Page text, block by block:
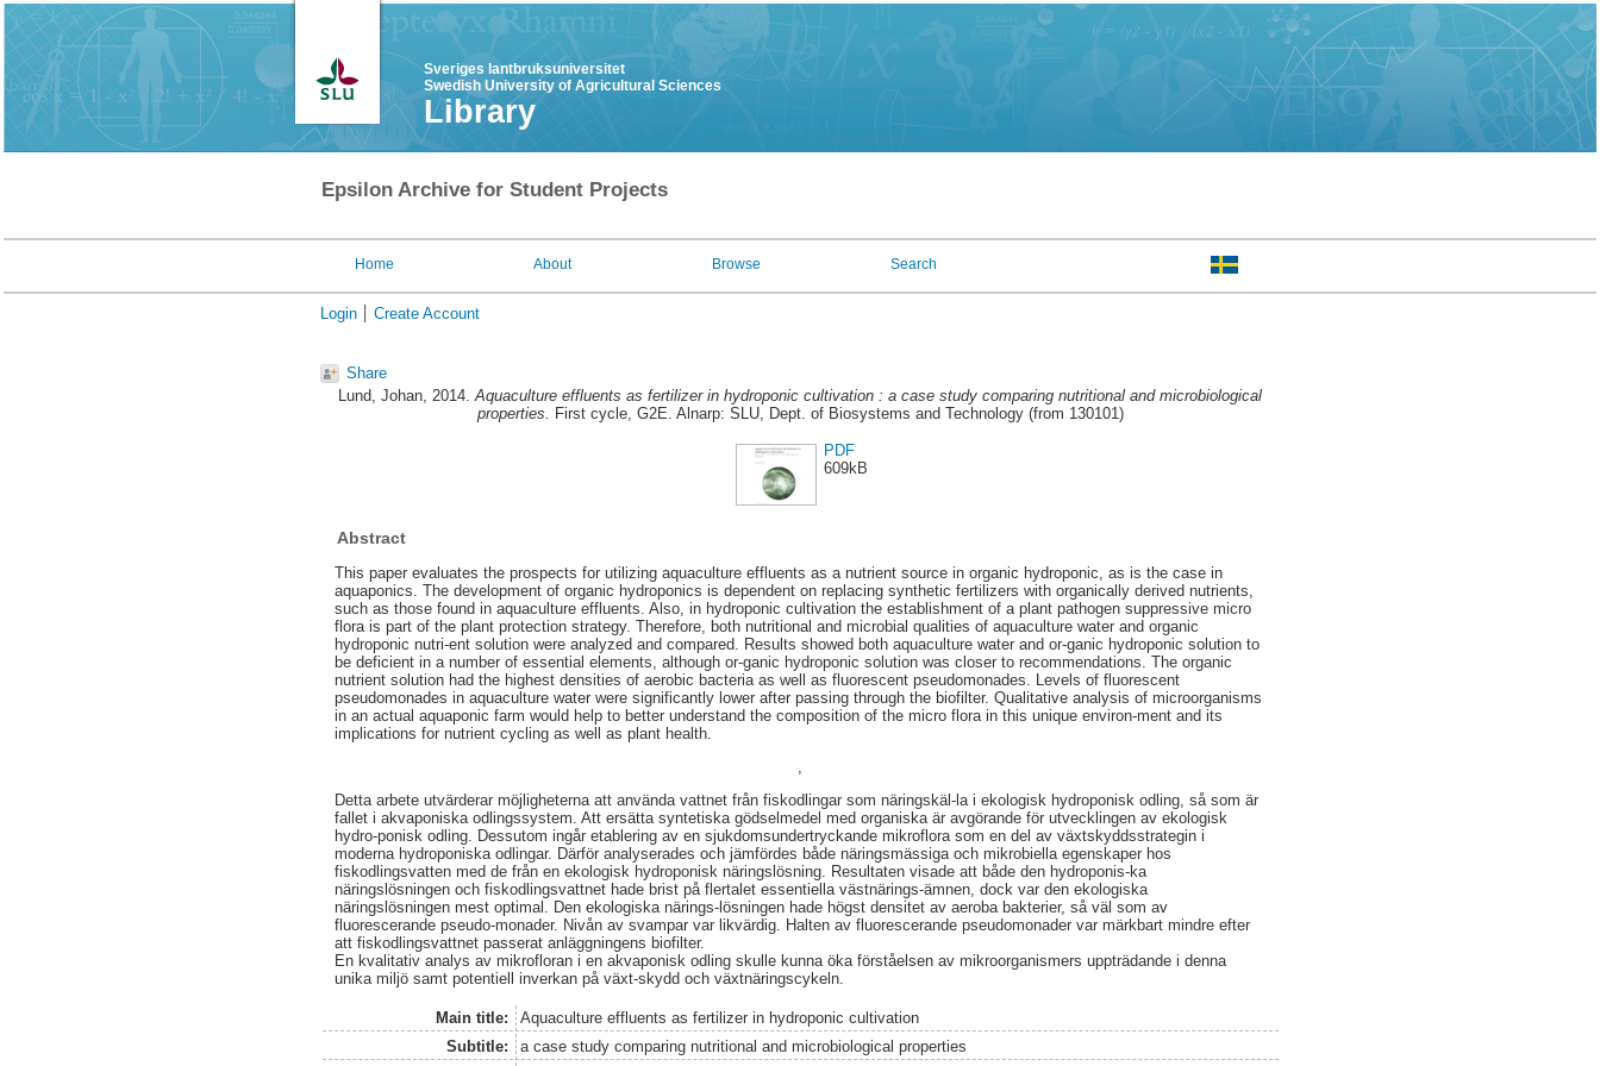
Sveriges lantbruksuniversitet
Swedish University of Agricultural Sciences
Library
Epsilon Archive for Student Projects
Home About Browse Search
Login Create Account
Share
Lund, Johan, 2014.Aquaculture effluents as fertilizer in hydroponic cultivation : a case study comparing nutritional and microbiological
properties. First cycle, G2E. Alnarp: SLU, Dept. of Biosystems and Technology (from 130101)
PDF
609kB
Abstract
This paper evaluates the prospects for utilizing aquaculture effluents as a nutrient source in organic hydroponic, as is the case in
aquaponics. The development of organic hydroponics is dependent on replacing synthetic fertilizers with organically derived nutrients,
such as those found in aquaculture effluents. Also, in hydroponic cultivation the establishment of a plant pathogen suppressive micro
flora is part of the plant protection strategy. Therefore, both nutritional and microbial qualities of aquaculture water and organic
hydroponic nutri-ent solution were analyzed and compared. Results showed both aquaculture water and or-ganic hydroponic solution to
be deficient in a number of essential elements, although or-ganic hydroponic solution was closer to recommendations. The organic
nutrient solution had the highest densities of aerobic bacteria as well as fluorescent pseudomonades. Levels of fluorescent
pseudomonades in aquaculture water were significantly lower after passing through the biofilter. Qualitative analysis of microorganisms
in an actual aquaponic farm would help to better understand the composition of the micro flora in this unique environ-ment and its
implications for nutrient cycling as well as plant health.
Detta arbete utvärderar möjligheterna att använda vattnet från fiskodlingar som näringskäl-la i ekologisk hydroponisk odling, så som är
fallet i akvaponiska odlingssystem. Att ersätta syntetiska gödselmedel med organiska är avgörande för utvecklingen av ekologisk
hydro-ponisk odling. Dessutom ingår etablering av en sjukdomsundertryckande mikroflora som en del av växtskyddsstrategin i
moderna hydroponiska odlingar. Därför analyserades och jämfördes både näringsmässiga och mikrobiella egenskaper hos
fiskodlingsvatten med de från en ekologisk hydroponisk näringslösning. Resultaten visade att både den hydroponis-ka
näringslösningen och fiskodlingsvattnet hade brist på flertalet essentiella västnärings-ämnen, dock var den ekologiska
näringslösningen mest optimal. Den ekologiska närings-lösningen hade högst densitet av aeroba bakterier, så väl som av
fluorescerande pseudo-monader. Nivån av svampar var likvärdig. Halten av fluorescerande pseudomonader var märkbart mindre efter
att fiskodlingsvattnet passerat anläggningens biofilter.
En kvalitativ analys av mikrofloran i en akvaponisk odling skulle kunna öka förståelsen av mikroorganismers uppträdande i denna
unika miljö samt potentiell inverkan på växt-skydd och växtnäringscykeln.
Main title:
Aquaculture effluents as fertilizer in hydroponic cultivation
Subtitle:
a case study comparing nutritional and microbiological properties